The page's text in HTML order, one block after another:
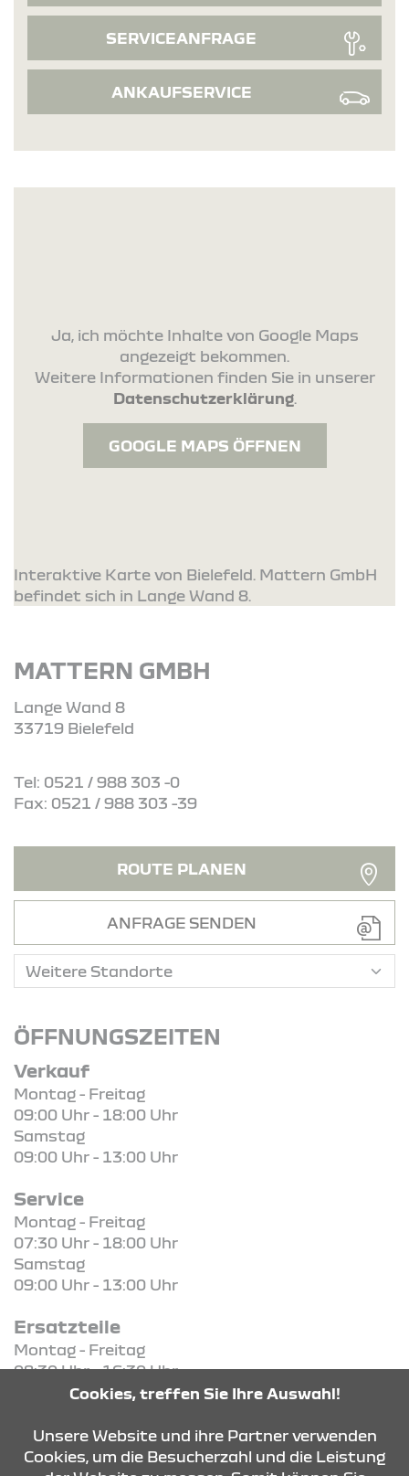
SERVICEANFRAGE
ANKAUFSERVICE
Ja, ich möchte Inhalte von Google Maps
angezeigt bekommen.
Weitere Informationen finden Sie in unserer
Datenschutzerklärung.
GOOGLE MAPS ÖFFNEN
Interaktive Karte von Bielefeld. Mattern GmbH
befindet sich in Lange Wand 8.
MATTERN GMBH
Lange Wand 8
33719 Bielefeld
Tel: 0521 / 988 303 -0
Fax: 0521 / 988 303 -39
ROUTE PLANEN
ANFRAGE SENDEN
ÖFFNUNGSZEITEN
Verkauf
Montag - Freitag
09:00 Uhr - 18:00 Uhr
Samstag
09:00 Uhr - 13:00 Uhr
Service
Montag - Freitag
07:30 Uhr - 18:00 Uhr
Samstag
09:00 Uhr - 13:00 Uhr
Ersatzteile
Montag - Freitag
08:30 Uhr - 16:30 Uhr
KONTAKT & ANFAHRT
Cookies, treffen Sie Ihre Auswahl!
Unsere Website und ihre Partner verwenden
Cookies, um die Besucherzahl und die Leistung